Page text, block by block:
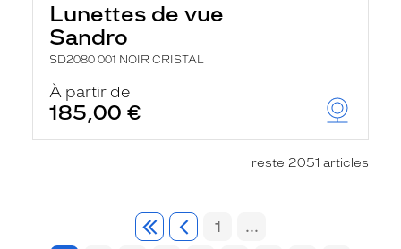
Lunettes de vue
Sandro
SD2080 001 NOIR CRISTAL
À partir de
185,00 €
reste 2051 articles
1
...